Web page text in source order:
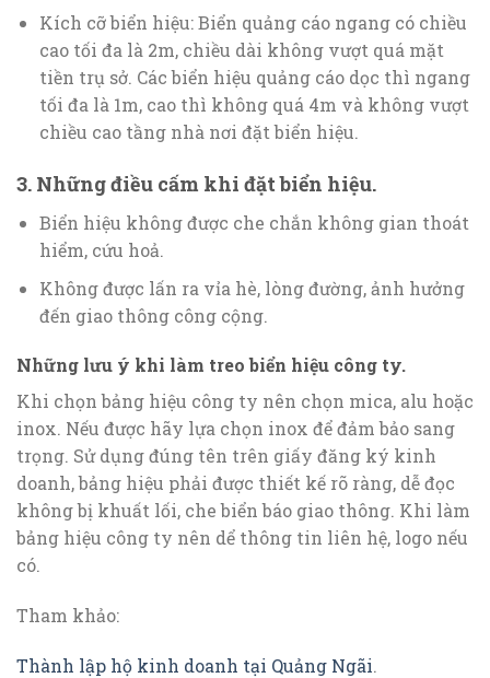
Kích cỡ biển hiệu: Biển quảng cáo ngang có chiều
cao tối đa là 2m, chiều dài không vượt quá mặt
tiền trụ sở. Các biển hiệu quảng cáo dọc thì ngang
tối đa là 1m, cao thì không quá 4m và không vượt
chiều cao tầng nhà nơi đặt biển hiệu.
3. Những điều cấm khi đặt biển hiệu.
Biển hiệu không được che chắn không gian thoát
hiểm, cứu hoả.
Không được lấn ra vỉa hè, lòng đường, ảnh hưởng
đến giao thông công cộng.
Những lưu ý khi làm treo biển hiệu công ty.
Khi chọn bảng hiệu công ty nên chọn mica, alu hoặc
inox. Nếu được hãy lựa chọn inox để đảm bảo sang
trọng. Sử dụng đúng tên trên giấy đăng ký kinh
doanh, bảng hiệu phải được thiết kế rõ ràng, dễ đọc
không bị khuất lối, che biển báo giao thông. Khi làm
bảng hiệu công ty nên dể thông tin liên hệ, logo nếu
có.
Tham khảo:
Thành lập hộ kinh doanh tại Quảng Ngãi.